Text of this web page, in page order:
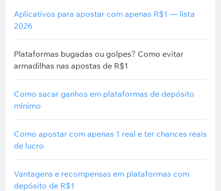
Aplicativos para apostar com apenas R$1 — lista
2026
Plataformas bugadas ou golpes? Como evitar
armadilhas nas apostas de R$1
Como sacar ganhos em plataformas de depósito
mínimo
Como apostar com apenas 1 real e ter chances reais
de lucro
Vantagens e recompensas em plataformas com
depósito de R$1